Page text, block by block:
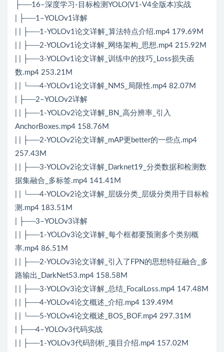
├──16–深度学习-目标检测YOLO(V1-V4全版本)实战
| ├──1–YOLOv1详解
| | ├──1-YOLOv1论文详解_算法特点介绍.mp4 179.69M
| | ├──2-YOLOv1论文详解_网络架构_思想.mp4 215.92M
| | ├──3-YOLOv1论文详解_训练中的技巧_Loss损失函
数.mp4 253.21M
| | └──4-YOLOv1论文详解_NMS_局限性.mp4 82.07M
| ├──2–YOLOv2详解
| | ├──1-YOLOv2论文详解_BN_高分辨率_引入
AnchorBoxes.mp4 158.76M
| | ├──2-YOLOv2论文详解_mAP更better的一些点.mp4
257.43M
| | ├──3-YOLOv2论文详解_Darknet19_分类数据和检测数
据集融合_多标签.mp4 141.41M
| | └──4-YOLOv2论文详解_层级分类_层级分类用于目标检
测.mp4 183.51M
| ├──3–YOLOv3详解
| | ├──1-YOLOv3论文详解_每个框都要预测多个类别概
率.mp4 86.51M
| | ├──2-YOLOv3论文详解_引入了FPN的思想特征融合_多
路输出_DarkNet53.mp4 158.58M
| | ├──3-YOLOv3论文详解_总结_FocalLoss.mp4 147.48M
| | ├──4-YOLOv4论文概述_介绍.mp4 139.49M
| | └──5-YOLOv4论文概述_BOS_BOF.mp4 297.31M
| ├──4–YOLOv3代码实战
| | ├──1-YOLOv3代码剖析_项目介绍.mp4 157.02M